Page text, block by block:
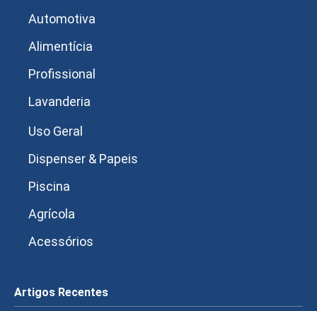
Automotiva
Alimentícia
Profissional
Lavanderia
Uso Geral
Dispenser & Papeis
Piscina
Agrícola
Acessórios
Artigos Recentes